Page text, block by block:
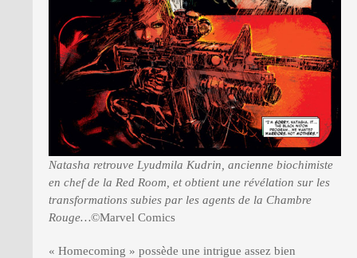
Natasha retrouve Lyudmila Kudrin, ancienne biochimiste
en chef de la Red Room, et obtient une révélation sur les
transformations subies par les agents de la Chambre
Rouge…©Marvel Comics
« Homecoming » possède une intrigue assez bien